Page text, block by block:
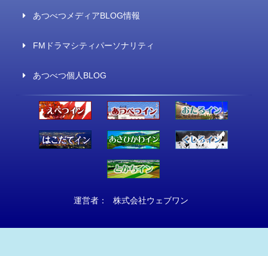
あつべつメディアBLOG情報
FMドラマシティパーソナリティ
あつべつ個人BLOG
運営者： 株式会社ウェブワン